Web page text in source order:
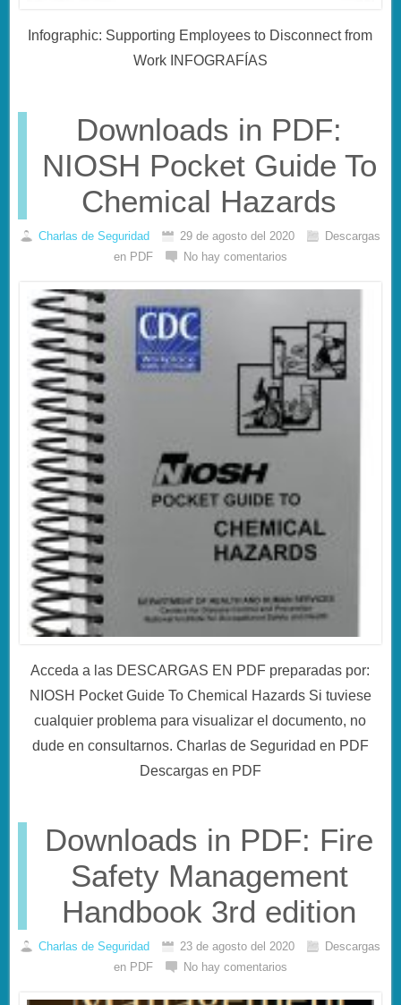
Infographic: Supporting Employees to Disconnect from
Work INFOGRAFÍAS
Downloads in PDF:
NIOSH Pocket Guide To
Chemical Hazards
Charlas de Seguridad 29 de agosto del 2020
Descargas
en PDF
No hay comentarios
Acceda a las DESCARGAS EN PDF preparadas por:
NIOSH Pocket Guide To Chemical Hazards Si tuviese
cualquier problema para visualizar el documento, no
dude en consultarnos. Charlas de Seguridad en PDF
Descargas en PDF
Downloads in PDF: Fire
Safety Management
Handbook 3rd edition
Charlas de Seguridad 23 de agosto del 2020
Descargas
en PDF
No hay comentarios